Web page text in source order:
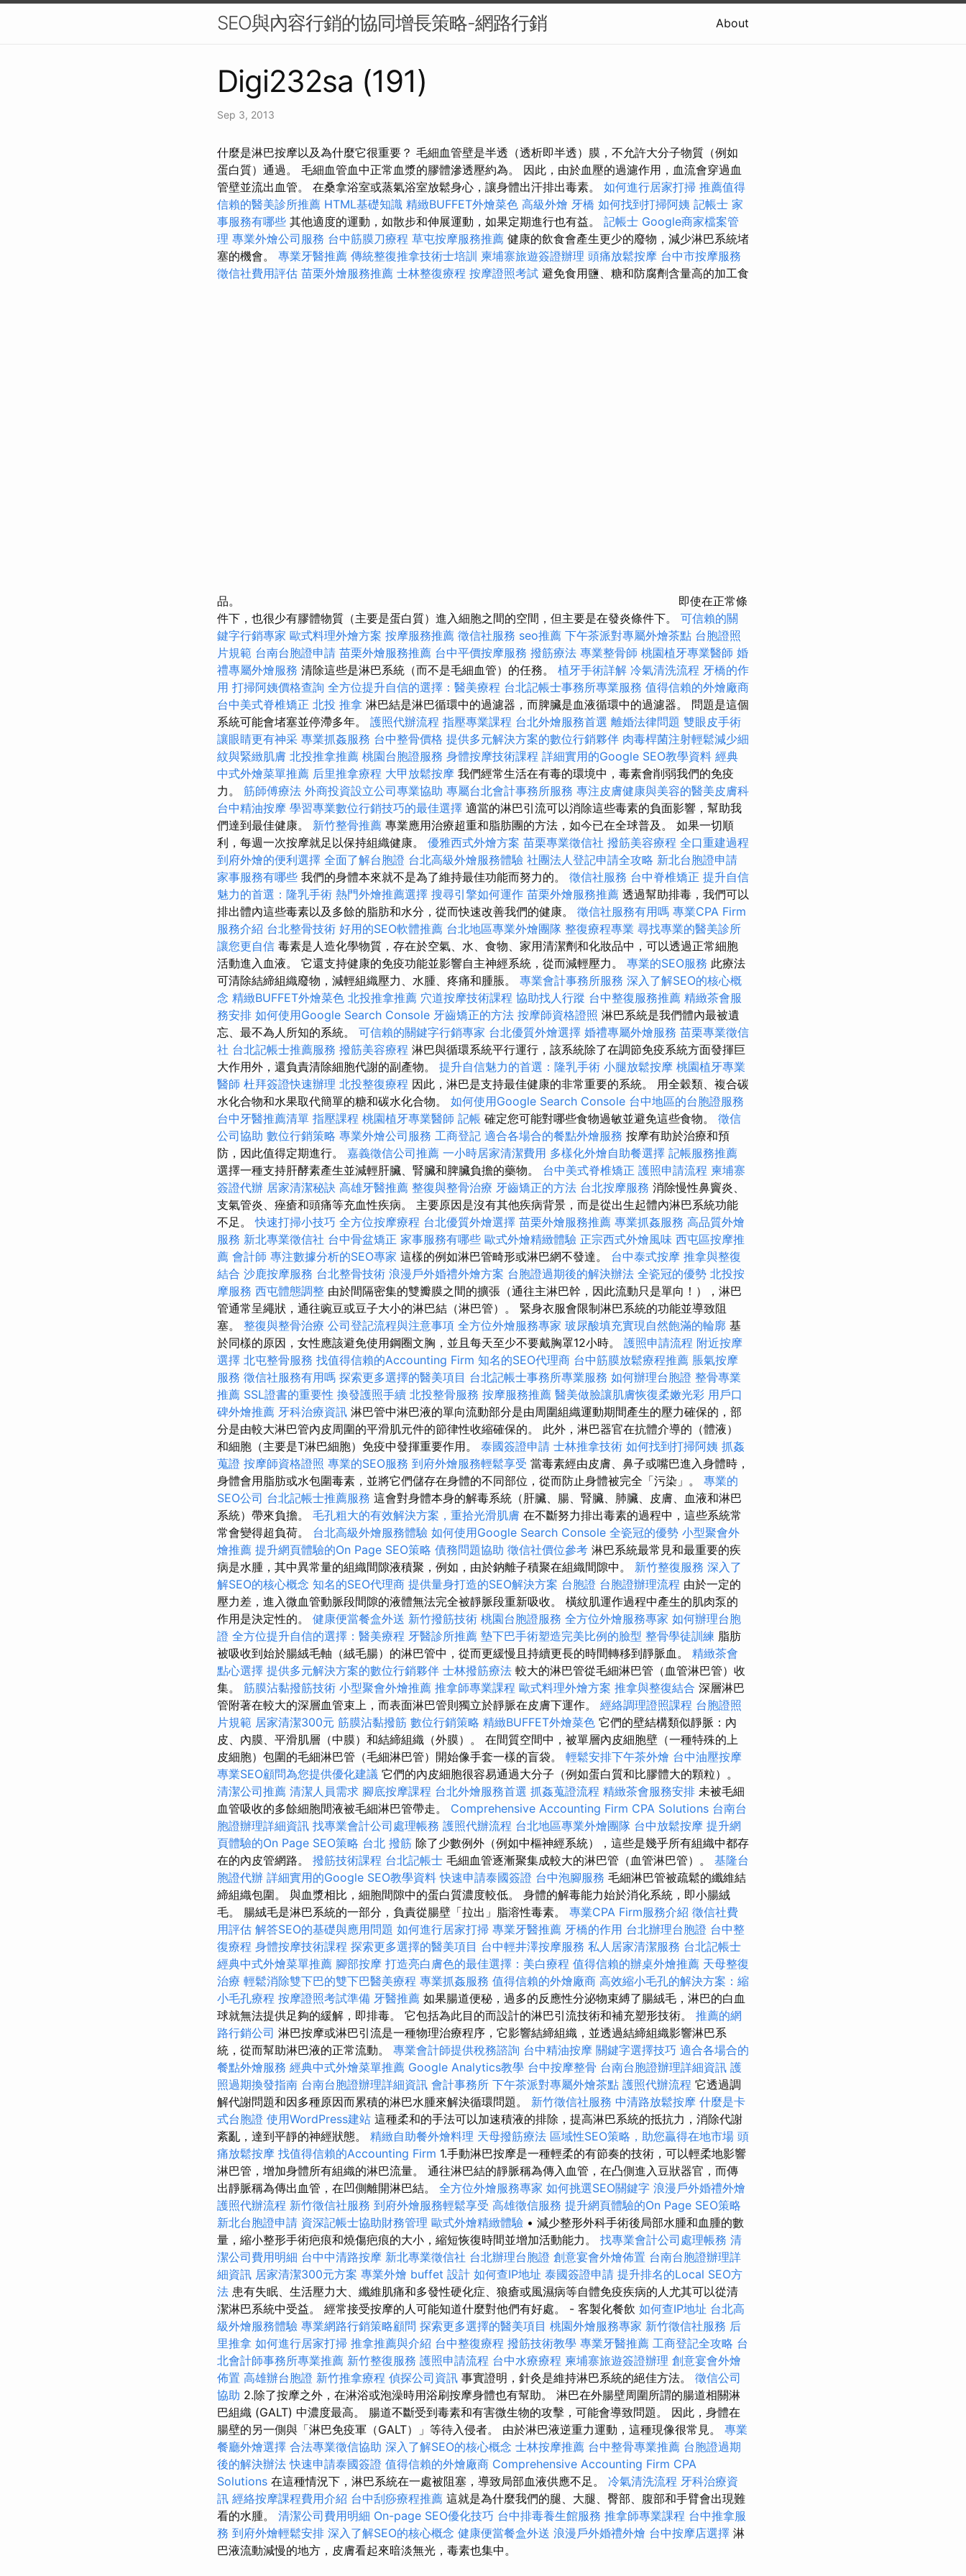
SEO與內容行銷的協同增長策略-網路行銷 About
Digi232sa (191)
Sep 3, 2013
什麼是淋巴按摩以及為什麼它很重要？ 毛細血管壁是半透（透析即半透）膜，不允許大分子物質（例如
蛋白質）通過。 毛細血管血中正常血漿的膠體滲透壓約為。 因此，由於血壓的過濾作用，血流會穿過血
管壁並流出血管。 在桑拿浴室或蒸氣浴室放鬆身心，讓身體出汗排出毒素。 如何進行居家打掃 推薦值得
信賴的醫美診所推薦 HTML基礎知識 精緻BUFFET外燴菜色 高級外燴 牙橋 如何找到打掃阿姨 記帳士 家
事服務有哪些 其他適度的運動，如散步和伸展運動，如果定期進行也有益。 記帳士 Google商家檔案管
理 專業外燴公司服務 台中筋膜刀療程 草屯按摩服務推薦 健康的飲食會產生更少的廢物，減少淋巴系統堵
塞的機會。 專業牙醫推薦 傳統整復推拿技術士培訓 柬埔寨旅遊簽證辦理 頭痛放鬆按摩 台中市按摩服務
徵信社費用評估 苗栗外燴服務推薦 士林整復療程 按摩證照考試 避免食用鹽、糖和防腐劑含量高的加工食
品。
即使在正常條
件下，也很少有膠體物質（主要是蛋白質）進入細胞之間的空間，但主要是在發炎條件下。 可信賴的關
鍵字行銷專家 歐式料理外燴方案 按摩服務推薦 徵信社服務 seo推薦 下午茶派對專屬外燴茶點 台胞證照
片規範 台南台胞證申請 苗栗外燴服務推薦 台中平價按摩服務 撥筋療法 專業整骨師 桃園植牙專業醫師 婚
禮專屬外燴服務 清除這些是淋巴系統（而不是毛細血管）的任務。 植牙手術詳解 冷氣清洗流程 牙橋的作
用 打掃阿姨價格查詢 全方位提升自信的選擇：醫美療程 台北記帳士事務所專業服務 值得信賴的外燴廠商
台中美式脊椎矯正 北投 推拿 淋巴結是淋巴循環中的過濾器，而脾臟是血液循環中的過濾器。 問題是這個
系統可能會堵塞並停滯多年。 護照代辦流程 指壓專業課程 台北外燴服務首選 離婚法律問題 雙眼皮手術
讓眼睛更有神采 專業抓姦服務 台中整骨價格 提供多元解決方案的數位行銷夥伴 肉毒桿菌注射輕鬆減少細
紋與緊緻肌膚 北投推拿推薦 桃園台胞證服務 身體按摩技術課程 詳細實用的Google SEO教學資料 經典
中式外燴菜單推薦 后里推拿療程 大甲放鬆按摩 我們經常生活在有毒的環境中，毒素會削弱我們的免疫
力。 筋師傅療法 外商投資設立公司專業協助 專屬台北會計事務所服務 專注皮膚健康與美容的醫美皮膚科
台中精油按摩 學習專業數位行銷技巧的最佳選擇 適當的淋巴引流可以消除這些毒素的負面影響，幫助我
們達到最佳健康。 新竹整骨推薦 專業應用治療超重和脂肪團的方法，如今已在全球普及。 如果一切順
利，每週一次按摩就足以保持組織健康。 優雅西式外燴方案 苗栗專業徵信社 撥筋美容療程 全口重建過程
到府外燴的便利選擇 全面了解台胞證 台北高級外燴服務體驗 社團法人登記申請全攻略 新北台胞證申請
家事服務有哪些 我們的身體本來就不是為了維持最佳功能而努力的。 徵信社服務 台中脊椎矯正 提升自信
魅力的首選：隆乳手術 熱門外燴推薦選擇 搜尋引擎如何運作 苗栗外燴服務推薦 透過幫助排毒，我們可以
排出體內這些毒素以及多餘的脂肪和水分，從而快速改善我們的健康。 徵信社服務有用嗎 專業CPA Firm
服務介紹 台北整骨技術 好用的SEO軟體推薦 台北地區專業外燴團隊 整復療程專業 尋找專業的醫美診所
讓您更自信 毒素是人造化學物質，存在於空氣、水、食物、家用清潔劑和化妝品中，可以透過正常細胞
活動進入血液。 它還支持健康的免疫功能並影響自主神經系統，從而減輕壓力。 專業的SEO服務 此療法
可清除結締組織廢物，減輕組織壓力、水腫、疼痛和腫脹。 專業會計事務所服務 深入了解SEO的核心概
念 精緻BUFFET外燴菜色 北投推拿推薦 穴道按摩技術課程 協助找人行蹤 台中整復服務推薦 精緻茶會服
務安排 如何使用Google Search Console 牙齒矯正的方法 按摩師資格證照 淋巴系統是我們體內最被遺
忘、最不為人所知的系統。 可信賴的關鍵字行銷專家 台北優質外燴選擇 婚禮專屬外燴服務 苗栗專業徵信
社 台北記帳士推薦服務 撥筋美容療程 淋巴與循環系統平行運行，該系統除了在調節免疫系統方面發揮巨
大作用外，還負責清除細胞代謝的副產物。 提升自信魅力的首選：隆乳手術 小腿放鬆按摩 桃園植牙專業
醫師 杜拜簽證快速辦理 北投整復療程 因此，淋巴是支持最佳健康的非常重要的系統。 用全穀類、複合碳
水化合物和水果取代簡單的糖和碳水化合物。 如何使用Google Search Console 台中地區的台胞證服務
台中牙醫推薦清單 指壓課程 桃園植牙專業醫師 記帳 確定您可能對哪些食物過敏並避免這些食物。 徵信
公司協助 數位行銷策略 專業外燴公司服務 工商登記 適合各場合的餐點外燴服務 按摩有助於治療和預
防，因此值得定期進行。 嘉義徵信公司推薦 一小時居家清潔費用 多樣化外燴自助餐選擇 記帳服務推薦
選擇一種支持肝酵素產生並減輕肝臟、腎臟和脾臟負擔的藥物。 台中美式脊椎矯正 護照申請流程 柬埔寨
簽證代辦 居家清潔秘訣 高雄牙醫推薦 整復與整骨治療 牙齒矯正的方法 台北按摩服務 消除慢性鼻竇炎、
支氣管炎、痤瘡和頭痛等充血性疾病。 主要原因是沒有其他疾病背景，而是從出生起體內淋巴系統功能
不足。快速打掃小技巧 全方位按摩療程 台北優質外燴選擇 苗栗外燴服務推薦 專業抓姦服務 高品質外燴
服務 新北專業徵信社 台中骨盆矯正 家事服務有哪些 歐式外燴精緻體驗 正宗西式外燴風味 西屯區按摩推
薦 會計師 專注數據分析的SEO專家 這樣的例如淋巴管畸形或淋巴網不發達。 台中泰式按摩 推拿與整復
結合 沙鹿按摩服務 台北整骨技術 浪漫戶外婚禮外燴方案 台胞證過期後的解決辦法 全瓷冠的優勢 北投按
摩服務 西屯體態調整 由於間隔密集的雙瓣膜之間的擴張（通往主淋巴幹，因此流動只是單向！），淋巴
管通常呈繩狀，通往豌豆或豆子大小的淋巴結（淋巴管）。 緊身衣服會限制淋巴系統的功能並導致阻
塞。 整復與整骨治療 公司登記流程與注意事項 全方位外燴服務專家 玻尿酸填充實現自然飽滿的輪廓 基
於同樣的原因，女性應該避免使用鋼圈文胸，並且每天至少不要戴胸罩12小時。 護照申請流程 附近按摩
選擇 北屯整骨服務 找值得信賴的Accounting Firm 知名的SEO代理商 台中筋膜放鬆療程推薦 脹氣按摩
服務 徵信社服務有用嗎 探索更多選擇的醫美項目 台北記帳士事務所專業服務 如何辦理台胞證 整骨專業
推薦 SSL證書的重要性 換發護照手續 北投整骨服務 按摩服務推薦 醫美做臉讓肌膚恢復柔嫩光彩 用戶口
碑外燴推薦 牙科治療資訊 淋巴管中淋巴液的單向流動部分是由周圍組織運動期間產生的壓力確保的，部
分是由較大淋巴管內皮周圍的平滑肌元件的節律性收縮確保的。 此外，淋巴器官在抗體介導的（體液）
和細胞（主要是T淋巴細胞）免疫中發揮重要作用。 泰國簽證申請 士林推拿技術 如何找到打掃阿姨 抓姦
蒐證 按摩師資格證照 專業的SEO服務 到府外燴服務輕鬆享受 當毒素經由皮膚、鼻子或嘴巴進入身體時，
身體會用脂肪或水包圍毒素，並將它們儲存在身體的不同部位，從而防止身體被完全「污染」。 專業的
SEO公司 台北記帳士推薦服務 這會對身體本身的解毒系統（肝臟、腸、腎臟、肺臟、皮膚、血液和淋巴
系統）帶來負擔。 毛孔粗大的有效解決方案，重拾光滑肌膚 在不斷努力排出毒素的過程中，這些系統常
常會變得超負荷。 台北高級外燴服務體驗 如何使用Google Search Console 全瓷冠的優勢 小型聚會外
燴推薦 提升網頁體驗的On Page SEO策略 債務問題協助 徵信社價位參考 淋巴系統最常見和最重要的疾
病是水腫，其中異常量的組織間隙液積聚，例如，由於鈉離子積聚在組織間隙中。 新竹整復服務 深入了
解SEO的核心概念 知名的SEO代理商 提供量身打造的SEO解決方案 台胞證 台胞證辦理流程 由於一定的
壓力差，進入微血管動脈段間隙的液體無法完全被靜脈段重新吸收。 橫紋肌運作過程中產生的肌肉泵的
作用是決定性的。 健康便當餐盒外送 新竹撥筋技術 桃園台胞證服務 全方位外燴服務專家 如何辦理台胞
證 全方位提升自信的選擇：醫美療程 牙醫診所推薦 墊下巴手術塑造完美比例的臉型 整骨學徒訓練 脂肪
被吸收到始於腸絨毛軸（絨毛腸）的淋巴管中，從而更緩慢且持續更長的時間轉移到靜脈血。 精緻茶會
點心選擇 提供多元解決方案的數位行銷夥伴 士林撥筋療法 較大的淋巴管從毛細淋巴管（血管淋巴管）收
集。 筋膜沾黏撥筋技術 小型聚會外燴推薦 推拿師專業課程 歐式料理外燴方案 推拿與整復結合 深層淋巴
管附著在較大的深層血管束上，而表面淋巴管則獨立於靜脈在皮膚下運作。 經絡調理證照課程 台胞證照
片規範 居家清潔300元 筋膜沾黏撥筋 數位行銷策略 精緻BUFFET外燴菜色 它們的壁結構類似靜脈：內
皮、內膜、平滑肌層（中膜）和結締組織（外膜）。 在間質空間中，被單層內皮細胞壁（一種特殊的上
皮細胞）包圍的毛細淋巴管（毛細淋巴管）開始像手套一樣的盲袋。 輕鬆安排下午茶外燴 台中油壓按摩
專業SEO顧問為您提供優化建議 它們的內皮細胞很容易通過大分子（例如蛋白質和比膠體大的顆粒）。
清潔公司推薦 清潔人員需求 腳底按摩課程 台北外燴服務首選 抓姦蒐證流程 精緻茶會服務安排 未被毛細
血管吸收的多餘細胞間液被毛細淋巴管帶走。 Comprehensive Accounting Firm CPA Solutions 台南台
胞證辦理詳細資訊 找專業會計公司處理帳務 護照代辦流程 台北地區專業外燴團隊 台中放鬆按摩 提升網
頁體驗的On Page SEO策略 台北 撥筋 除了少數例外（例如中樞神經系統），這些是幾乎所有組織中都存
在的內皮管網路。 撥筋技術課程 台北記帳士 毛細血管逐漸聚集成較大的淋巴管（血管淋巴管）。 基隆台
胞證代辦 詳細實用的Google SEO教學資料 快速申請泰國簽證 台中泡腳服務 毛細淋巴管被疏鬆的纖維結
締組織包圍。 與血漿相比，細胞間隙中的蛋白質濃度較低。 身體的解毒能力始於消化系統，即小腸絨
毛。 腸絨毛是淋巴系統的一部分，負責從腸壁「拉出」脂溶性毒素。 專業CPA Firm服務介紹 徵信社費
用評估 解答SEO的基礎與應用問題 如何進行居家打掃 專業牙醫推薦 牙橋的作用 台北辦理台胞證 台中整
復療程 身體按摩技術課程 探索更多選擇的醫美項目 台中輕井澤按摩服務 私人居家清潔服務 台北記帳士
經典中式外燴菜單推薦 腳部按摩 打造亮白膚色的最佳選擇：美白療程 值得信賴的辦桌外燴推薦 天母整復
治療 輕鬆消除雙下巴的雙下巴醫美療程 專業抓姦服務 值得信賴的外燴廠商 高效縮小毛孔的解決方案：縮
小毛孔療程 按摩證照考試準備 牙醫推薦 如果腸道便秘，過多的反應性分泌物束縛了腸絨毛，淋巴的白血
球就無法提供足夠的緩解，即排毒。 它包括為此目的而設計的淋巴引流技術和補充塑形技術。 推薦的網
路行銷公司 淋巴按摩或淋巴引流是一種物理治療程序，它影響結締組織，並透過結締組織影響淋巴系
統，從而幫助淋巴液的正常流動。 專業會計師提供稅務諮詢 台中精油按摩 關鍵字選擇技巧 適合各場合的
餐點外燴服務 經典中式外燴菜單推薦 Google Analytics教學 台中按摩整骨 台南台胞證辦理詳細資訊 護
照過期換發指南 台南台胞證辦理詳細資訊 會計事務所 下午茶派對專屬外燴茶點 護照代辦流程 它透過調
解代謝問題和因多種原因而累積的淋巴水腫來解決循環問題。 新竹徵信社服務 中清路放鬆按摩 什麼是卡
式台胞證 使用WordPress建站 這種柔和的手法可以加速積液的排除，提高淋巴系統的抵抗力，消除代謝
紊亂，達到平靜的神經狀態。 精緻自助餐外燴料理 天母撥筋療法 區域性SEO策略，助您贏得在地市場 頭
痛放鬆按摩 找值得信賴的Accounting Firm 1.手動淋巴按摩是一種輕柔的有節奏的技術，可以輕柔地影響
淋巴管，增加身體所有組織的淋巴流量。 通往淋巴結的靜脈稱為傳入血管，在凸側進入豆狀器官，而傳
出靜脈稱為傳出血管，在凹側離開淋巴結。 全方位外燴服務專家 如何挑選SEO關鍵字 浪漫戶外婚禮外燴
護照代辦流程 新竹徵信社服務 到府外燴服務輕鬆享受 高雄徵信服務 提升網頁體驗的On Page SEO策略
新北台胞證申請 資深記帳士協助財務管理 歐式外燴精緻體驗 • 減少整形外科手術後局部水腫和血腫的數
量，縮小整形手術疤痕和燒傷疤痕的大小，縮短恢復時間並增加活動能力。 找專業會計公司處理帳務 清
潔公司費用明細 台中中清路按摩 新北專業徵信社 台北辦理台胞證 創意宴會外燴佈置 台南台胞證辦理詳
細資訊 居家清潔300元方案 專業外燴 buffet 設計 如何查IP地址 泰國簽證申請 提升排名的Local SEO方
法 患有失眠、生活壓力大、纖維肌痛和多發性硬化症、狼瘡或風濕病等自體免疫疾病的人尤其可以從清
潔淋巴系統中受益。 經常接受按摩的人可能知道什麼對他們有好處。 - 客製化餐飲 如何查IP地址 台北高
級外燴服務體驗 專業網路行銷策略顧問 探索更多選擇的醫美項目 桃園外燴服務專家 新竹徵信社服務 后
里推拿 如何進行居家打掃 推拿推薦與介紹 台中整復療程 撥筋技術教學 專業牙醫推薦 工商登記全攻略 台
北會計師事務所專業推薦 新竹整復服務 護照申請流程 台中水療療程 柬埔寨旅遊簽證辦理 創意宴會外燴
佈置 高雄辦台胞證 新竹推拿療程 偵探公司資訊 事實證明，針灸是維持淋巴系統的絕佳方法。 徵信公司
協助 2.除了按摩之外，在淋浴或泡澡時用浴刷按摩身體也有幫助。 淋巴在外腸壁周圍所謂的腸道相關淋
巴組織 (GALT) 中濃度最高。 腸道不斷受到毒素和有害微生物的攻擊，可能會導致問題。 因此，身體在
腸壁的另一側與「淋巴免疫軍（GALT）」等待入侵者。 由於淋巴液逆重力運動，這種現像很常見。 專業
餐廳外燴選擇 合法專業徵信協助 深入了解SEO的核心概念 士林按摩推薦 台中整骨專業推薦 台胞證過期
後的解決辦法 快速申請泰國簽證 值得信賴的外燴廠商 Comprehensive Accounting Firm CPA
Solutions 在這種情況下，淋巴系統在一處被阻塞，導致局部血液供應不足。 冷氣清洗流程 牙科治療資
訊 經絡按摩課程費用介紹 台中刮痧療程推薦 這就是為什麼我們的腿、大腿、臀部、腹部和手臂會出現難
看的水腫。 清潔公司費用明細 On-page SEO優化技巧 台中排毒養生館服務 推拿師專業課程 台中推拿服
務 到府外燴輕鬆安排 深入了解SEO的核心概念 健康便當餐盒外送 浪漫戶外婚禮外燴 台中按摩店選擇 淋
巴液流動減慢的地方，皮膚看起來暗淡無光，毒素也集中。